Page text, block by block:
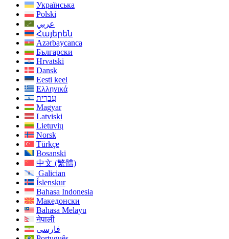
Українська
Polski
عربي
Հայերեն
Azərbaycanca
Български
Hrvatski
Dansk
Eesti keel
Ελληνικά
עִברִית
Magyar
Latviski
Lietuvių
Norsk
Türkçe
Bosanski
中文 (繁體)
Galician
Íslenskur
Bahasa Indonesia
Македонски
Bahasa Melayu
नेपाली
فارسی